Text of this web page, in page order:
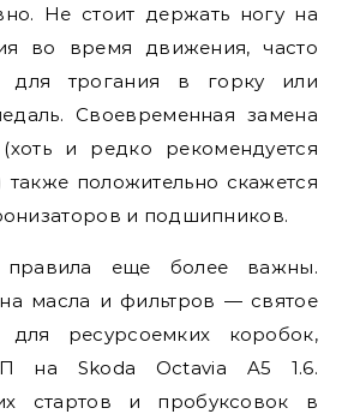
Не стоит держать ногу на
во время движения, часто
для трогания в горку или
Своевременная замена
и редко рекомендуется
также положительно скажется
и подшипников.
правила еще более важны.
масла и фильтров — святое
ресурсоемких коробок,
на Skoda Octavia A5 1.6.
стартов и пробуксовок в